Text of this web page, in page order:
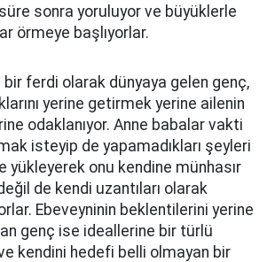
sonra yoruluyor ve büyüklerle
örmeye başlıyorlar.
bir ferdi olarak dünyaya gelen genç,
yerine getirmek yerine ailenin
odaklanıyor. Anne babalar vakti
isteyip de yapamadıkları şeyleri
yükleyerek onu kendine münhasır
de kendi uzantıları olarak
Ebeveyninin beklentilerini yerine
genç ise ideallerine bir türlü
kendini hedefi belli olmayan bir